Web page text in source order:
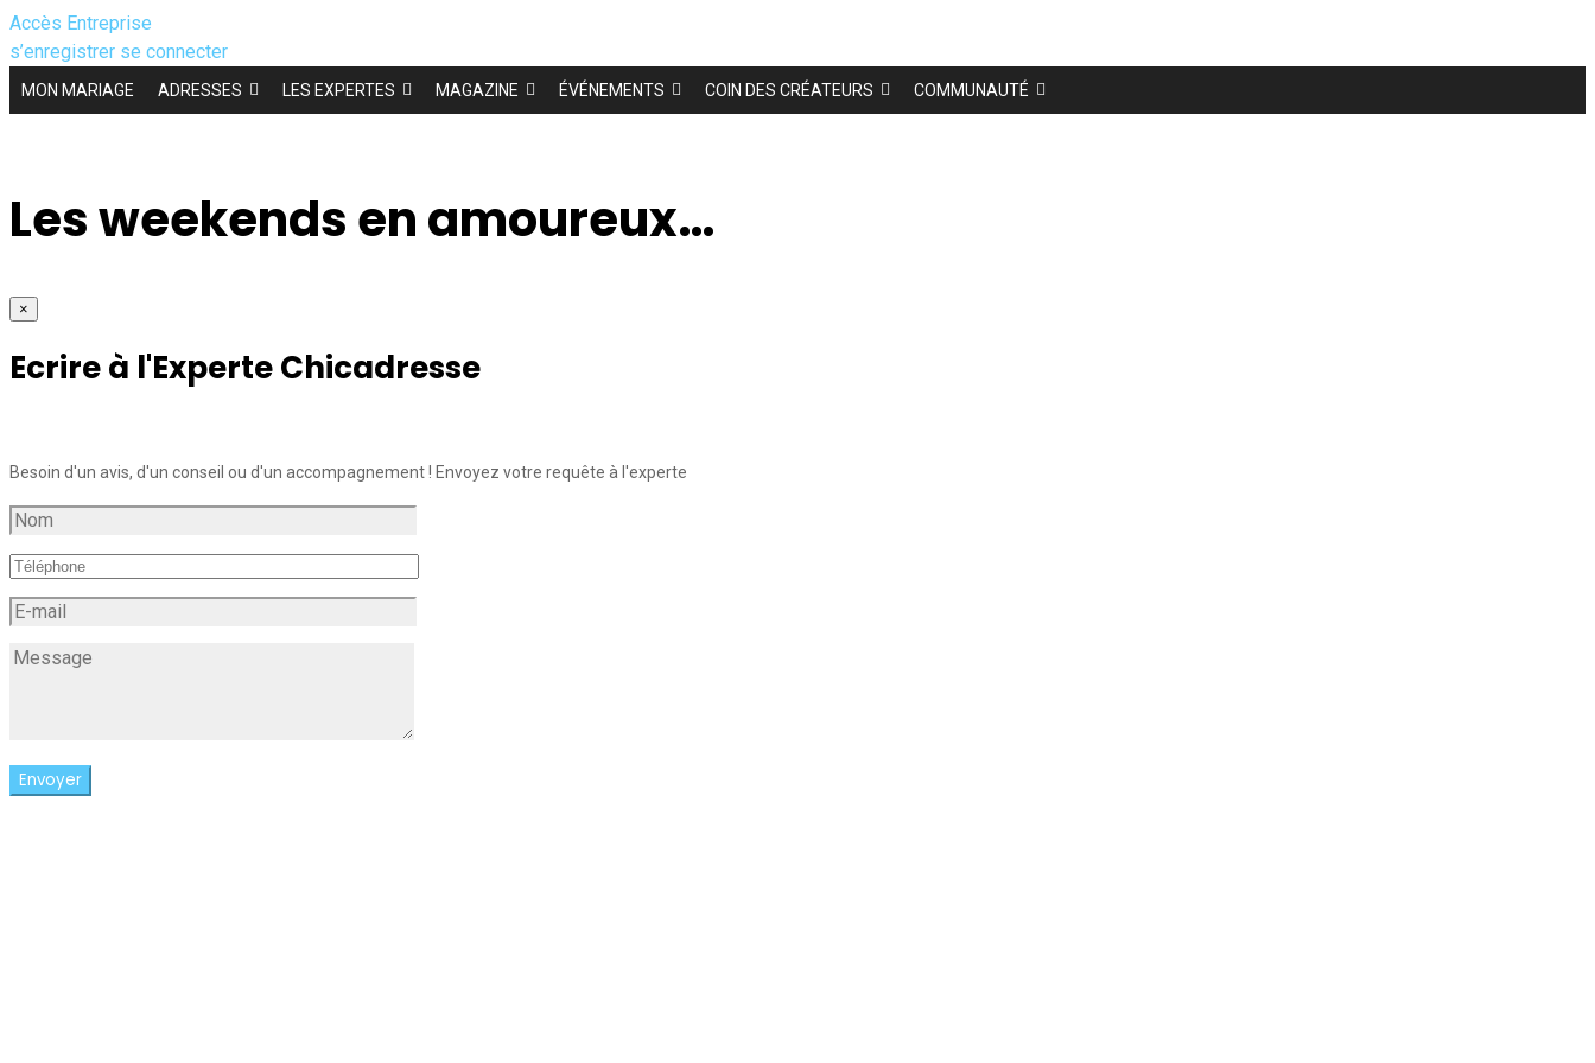
Accès Entreprise
s’enregistrer se connecter
MON MARIAGE ADRESSES LES EXPERTES MAGAZINE ÉVÉNEMENTS COIN DES CRÉATEURS COMMUNAUTÉ
Les weekends en amoureux…
×
Ecrire à l'Experte Chicadresse
Besoin d'un avis, d'un conseil ou d'un accompagnement ! Envoyez votre requête à l'experte